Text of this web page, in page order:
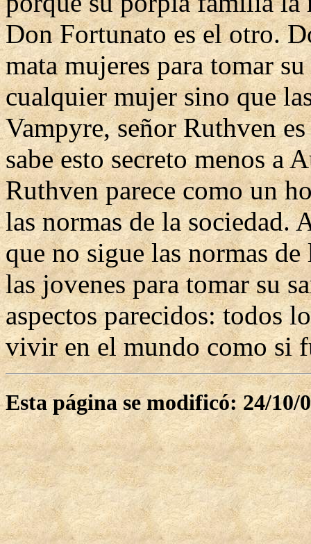
Don Fortunato es el otro.
mata mujeres para tomar
cualquier mujer sino que
Vampyre, señor Ruthven
sabe esto secreto menos a
Ruthven parece como un
las normas de la sociedad.
que no sigue las normas
las jovenes para tomar su
aspectos parecidos: todos
vivir en el mundo como si
Esta página se modificó: 24/10/